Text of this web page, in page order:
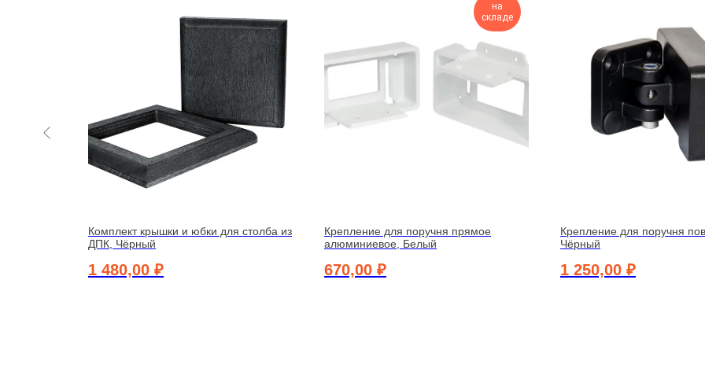
Комплект крышки и юбки для столба из
ДПК, Чёрный
1 480,00 ₽
на
складе
Крепление для поручня прямое
алюминиевое, Белый
670,00 ₽
Крепление для поручня
Чёрный
1 250,00 ₽